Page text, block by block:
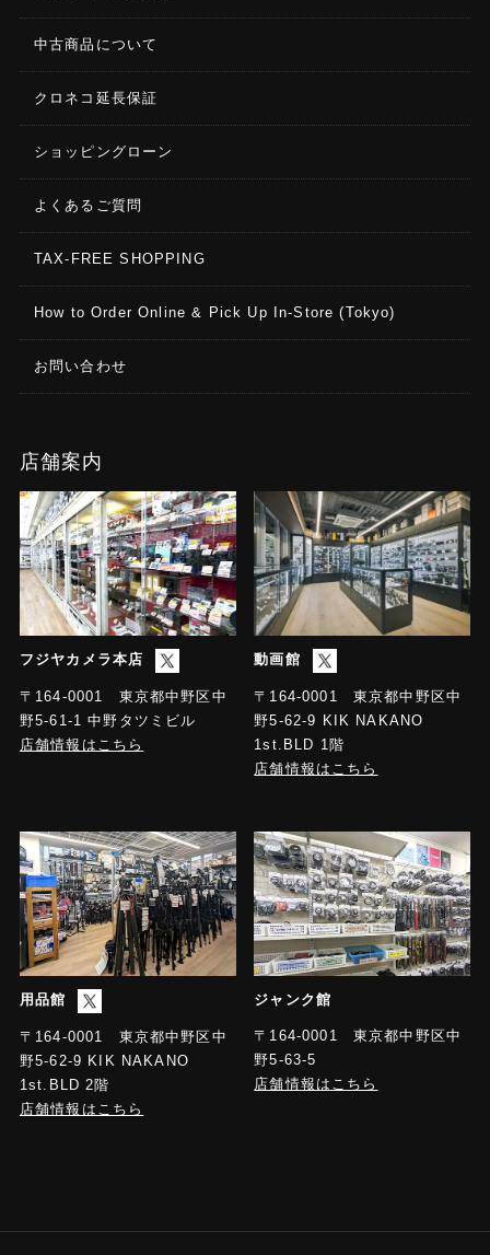
中古商品について
クロネコ延長保証
ショッピングローン
よくあるご質問
TAX-FREE SHOPPING
How to Order Online & Pick Up In-Store (Tokyo)
お問い合わせ
店舗案内
フジヤカメラ本店
〒164-0001 東京都中野区中
野5-61-1 中野タツミビル
店舗情報はこちら
動画館
〒164-0001 東京都中野区中
野5-62-9 KIK NAKANO
1st.BLD 1階
店舗情報はこちら
用品館
〒164-0001 東京都中野区中
野5-62-9 KIK NAKANO
1st.BLD 2階
店舗情報はこちら
ジャンク館
〒164-0001 東京都中野区中
野5-63-5
店舗情報はこちら